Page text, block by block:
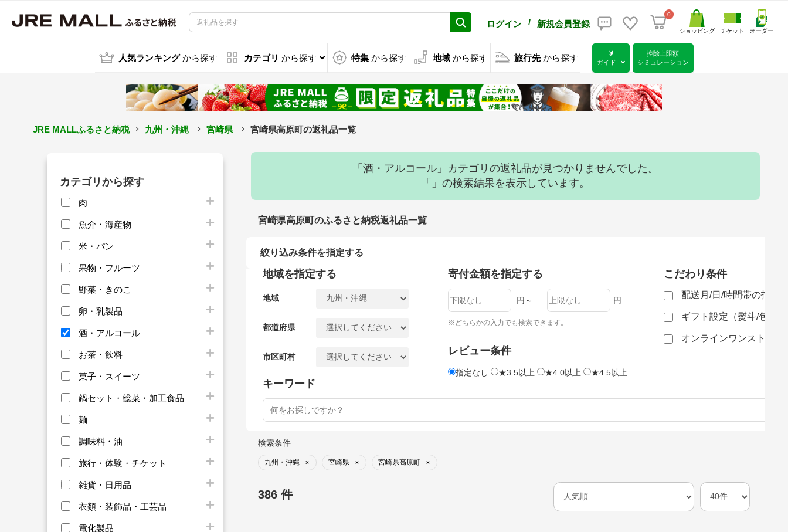
ログイン / 新規会員登録
0
ショッピング チケット オーダー
人気ランキング から探す カテゴリ から探す 特集 から探す 地域 から探す 旅行先 から探す
🔰
ガイド
控除上限額
シミュレーション
JRE MALLふるさと納税 九州・沖縄 宮崎県 宮崎県高原町の返礼品一覧
カテゴリから探す
肉
魚介・海産物
米・パン
果物・フルーツ
野菜・きのこ
卵・乳製品
酒・アルコール
お茶・飲料
菓子・スイーツ
鍋セット・総菜・加工食品
麺
調味料・油
旅行・体験・チケット
雑貨・日用品
衣類・装飾品・工芸品
電化製品
「酒・アルコール」カテゴリの返礼品が見つかりませんでした。
「」の検索結果を表示しています。
宮崎県高原町のふるさと納税返礼品一覧
絞り込み条件を指定する
地域を指定する
地域
都道府県
市区町村
寄付金額を指定する
円～ 円
※どちらかの入力でも検索できます。
レビュー条件
指定なし ★3.5以上 ★4.0以上 ★4.5以上
こだわり条件
配送月/日/時間帯の指定
ギフト設定（熨斗/包装
オンラインワンストップ
キーワード
検索条件
九州・沖縄 × 宮崎県 × 宮崎県高原町 ×
386 件